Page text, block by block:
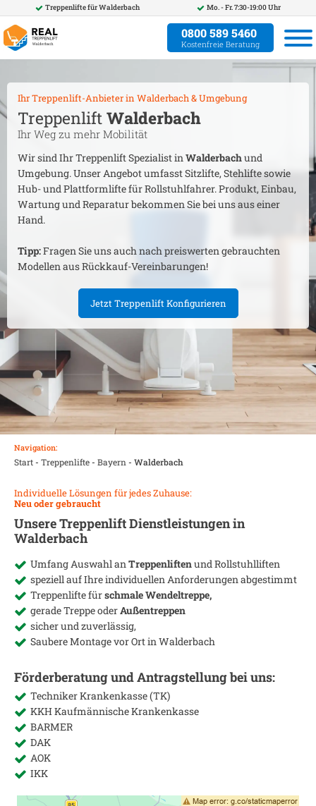
Treppenlifte fürWalderbach Mo. - Fr. 7:30-19:00 Uhr
0800 589 5460
Kostenfreie Beratung
Ihr Treppenlift-Anbieter in Walderbach& Umgebung
Treppenlift Walderbach
Ihr Weg zu mehr Mobilität
Wir sind Ihr Treppenlift Spezialist inWalderbachund
Umgebung. Unser Angebot umfasst Sitzlifte, Stehlifte sowie
Hub- und Plattformlifte für Rollstuhlfahrer. Produkt, Einbau,
Wartung und Reparatur bekommen Sie bei uns aus einer
Hand.
Tipp:Fragen Sie uns auch nach preiswerten gebrauchten
Modellen aus Rückkauf-Vereinbarungen!
Jetzt Treppenlift Konfigurieren
Navigation:
Start- Treppenlifte- Bayern - Walderbach
Individuelle Lösungen für jedes Zuhause:
Neu oder gebraucht
Unsere Treppenlift Dienstleistungen in
Walderbach
Umfang Auswahl anTreppenliftenund Rollstuhlliften
speziell auf Ihre individuellen Anforderungen abgestimmt
Treppenlifte fürschmale Wendeltreppe,
gerade Treppe oderAußentreppen
sicher und zuverlässig,
Saubere Montage vor Ort inWalderbach
Förderberatung und Antragstellung bei uns:
Techniker Krankenkasse (TK)
KKH Kaufmännische Krankenkasse
BARMER
DAK
AOK
IKK